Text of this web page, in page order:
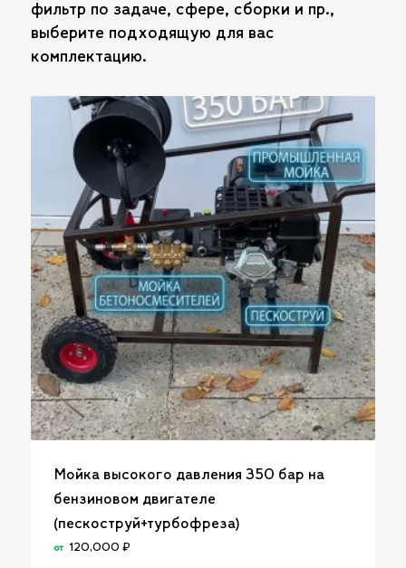
фильтр по задаче, сфере, сборки и пр.,
выберите подходящую для вас
комплектацию.
Мойка высокого давления 350 бар на
бензиновом двигателе
(пескоструй+турбофреза)
от 120,000 ₽